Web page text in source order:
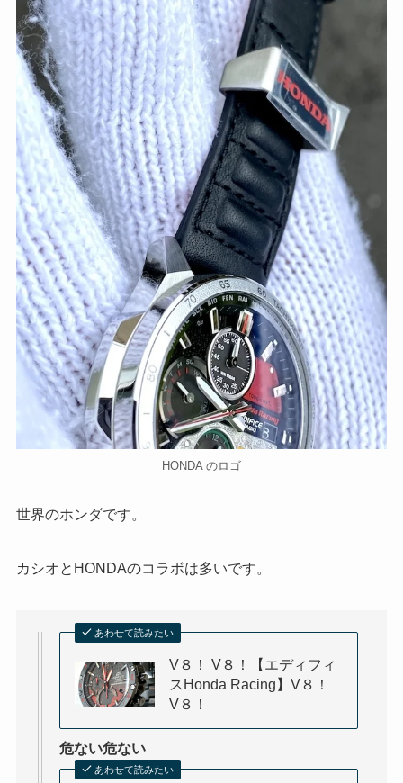
HONDA のロゴ
世界のホンダです。
カシオとHONDAのコラボは多いです。
あわせて読みたい
V８！ V８！【エディフィ
スHonda Racing】V８！
V８！
危ない危ない
あわせて読みたい